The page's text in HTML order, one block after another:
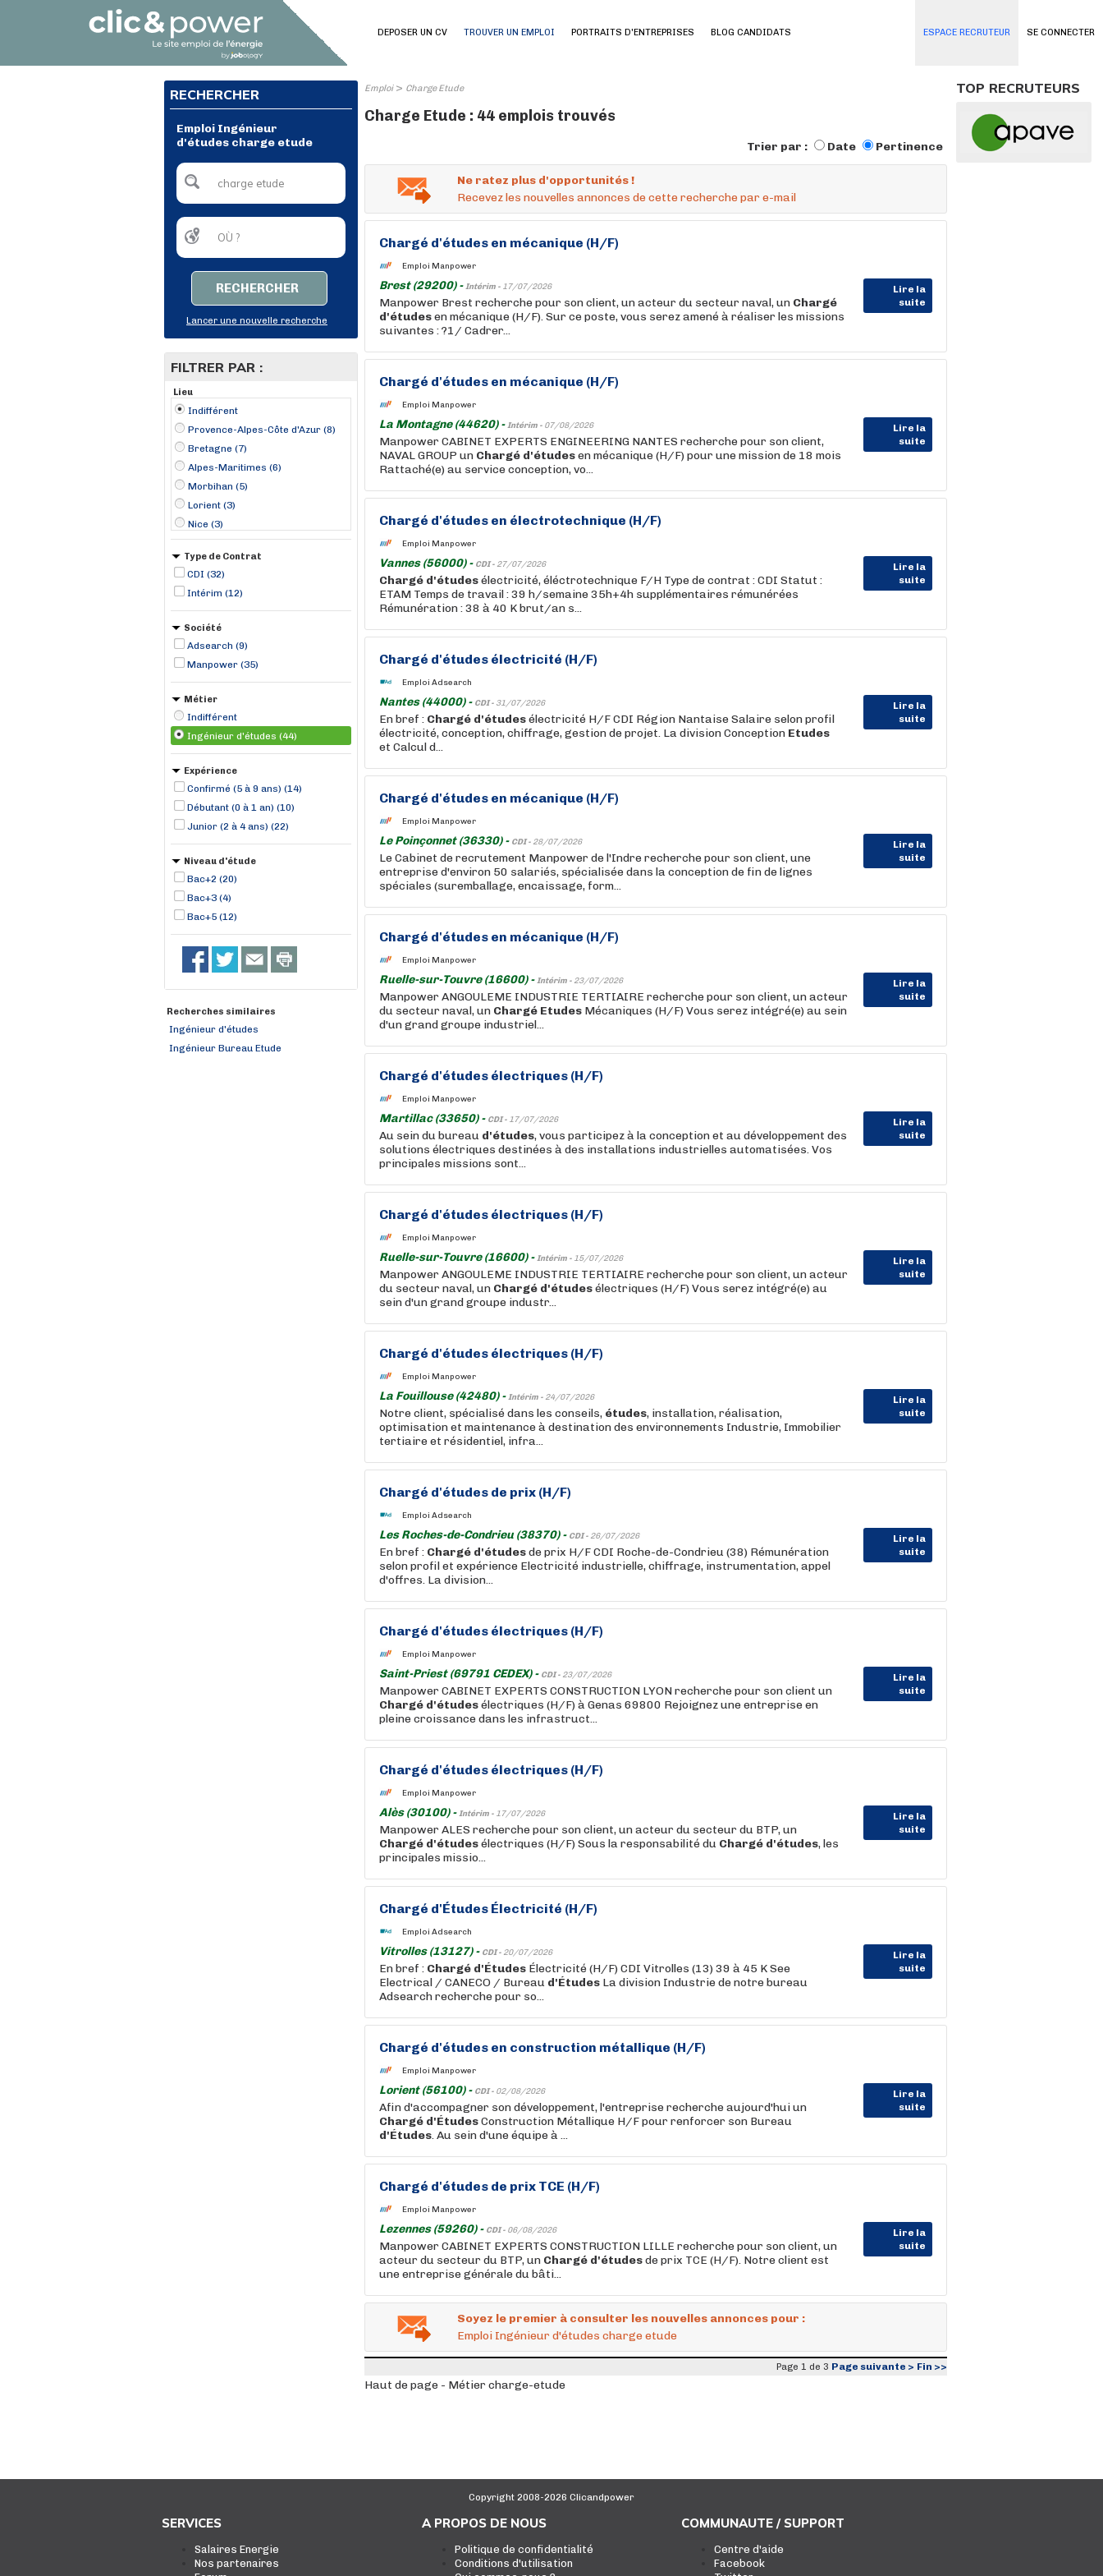
SE CONNECTER
DEPOSER UN CV TROUVER UN EMPLOI PORTRAITS D'ENTREPRISES BLOG CANDIDATS ESPACE RECRUTEUR
RECHERCHER
Emploi Ingénieur
d'études charge etude
RECHERCHER
Lancer une nouvelle recherche
FILTRER PAR :
Lieu
Indifférent
Provence-Alpes-Côte d'Azur (8)
Bretagne (7)
Alpes-Maritimes (6)
Morbihan (5)
Lorient (3)
Nice (3)
Brest (2)
Chauffailles (2)
La Trinité (2)
Ruelle-sur-Touvre (2)
Type de Contrat
CDI (32)
Intérim (12)
Société
Adsearch (9)
Manpower (35)
Métier
Indifférent
Ingénieur d'études (44)
Expérience
Confirmé (5 à 9 ans) (14)
Débutant (0 à 1 an) (10)
Junior (2 à 4 ans) (22)
Niveau d'étude
Bac+2 (20)
Bac+3 (4)
Bac+5 (12)
Recherches similaires
Ingénieur d'études
Ingénieur Bureau Etude
Emploi> Charge Etude
Charge Etude : 44 emplois trouvés
Trier par : Date Pertinence
Ne ratez plus d'opportunités !
Recevez les nouvelles annonces de cette recherche par e-mail
Chargé d'études en mécanique (H/F)
Emploi Manpower
Brest (29200) -Intérim - 17/07/2026
Lire la
suite
Manpower Brest recherche pour son client, un acteur du secteur naval, un Chargé
d'étudesen mécanique (H/F). Sur ce poste, vous serez amené à réaliser les missions
suivantes : ?1/ Cadrer...
Chargé d'études en mécanique (H/F)
Emploi Manpower
La Montagne (44620) -Intérim - 07/08/2026
Lire la
suite
Manpower CABINET EXPERTS ENGINEERING NANTES recherche pour son client,
NAVAL GROUP un Chargé d'étudesen mécanique (H/F) pour une mission de 18 mois
Rattaché(e) au service conception, vo...
Chargé d'études en électrotechnique (H/F)
Emploi Manpower
Vannes (56000) - CDI - 27/07/2026
Lire la
suite
Chargé d'étudesélectricité, éléctrotechnique F/H Type de contrat : CDI Statut :
ETAM Temps de travail : 39 h/semaine 35h+4h supplémentaires rémunérées
Rémunération : 38 à 40 K brut/an s...
Chargé d'études électricité (H/F)
Emploi Adsearch
Nantes (44000) - CDI - 31/07/2026
Lire la
suite
En bref : Chargé d'étudesélectricité H/F CDI Région Nantaise Salaire selon profil
électricité, conception, chiffrage, gestion de projet. La division Conception Etudes
et Calcul d...
Chargé d'études en mécanique (H/F)
Emploi Manpower
Le Poinçonnet (36330) - CDI - 28/07/2026
Lire la
suite
Le Cabinet de recrutement Manpower de l'Indre recherche pour son client, une
entreprise d'environ 50 salariés, spécialisée dans la conception de fin de lignes
spéciales (suremballage, encaissage, form...
Chargé d'études en mécanique (H/F)
Emploi Manpower
Ruelle-sur-Touvre (16600) -Intérim - 23/07/2026
Lire la
suite
Manpower ANGOULEME INDUSTRIE TERTIAIRE recherche pour son client, un acteur
du secteur naval, un Chargé Etudes Mécaniques (H/F) Vous serez intégré(e) au sein
d'un grand groupe industriel...
Chargé d'études électriques (H/F)
Emploi Manpower
Martillac (33650) - CDI - 17/07/2026
Lire la
suite
Au sein du bureau d'études, vous participez à la conception et au développement des
solutions électriques destinées à des installations industrielles automatisées. Vos
principales missions sont...
Chargé d'études électriques (H/F)
Emploi Manpower
Ruelle-sur-Touvre (16600) -Intérim - 15/07/2026
Lire la
suite
Manpower ANGOULEME INDUSTRIE TERTIAIRE recherche pour son client, un acteur
du secteur naval, un Chargé d'étudesélectriques (H/F) Vous serez intégré(e) au
sein d'un grand groupe industr...
Chargé d'études électriques (H/F)
Emploi Manpower
La Fouillouse (42480) -Intérim - 24/07/2026
Lire la
suite
Notre client, spécialisé dans les conseils, études, installation, réalisation,
optimisation et maintenance à destination des environnements Industrie, Immobilier
tertiaire et résidentiel, infra...
Chargé d'études de prix (H/F)
Emploi Adsearch
Les Roches-de-Condrieu (38370) - CDI - 26/07/2026
Lire la
suite
En bref : Chargé d'étudesde prix H/F CDI Roche-de-Condrieu (38) Rémunération
selon profil et expérience Electricité industrielle, chiffrage, instrumentation, appel
d'offres. La division...
Chargé d'études électriques (H/F)
Emploi Manpower
Saint-Priest (69791 CEDEX) - CDI - 23/07/2026
Lire la
suite
Manpower CABINET EXPERTS CONSTRUCTION LYON recherche pour son client un
Chargé d'étudesélectriques (H/F) à Genas 69800 Rejoignez une entreprise en
pleine croissance dans les infrastruct...
Chargé d'études électriques (H/F)
Emploi Manpower
Alès (30100) -Intérim - 17/07/2026
Lire la
suite
Manpower ALES recherche pour son client, un acteur du secteur du BTP, un
Chargé d'étudesélectriques (H/F) Sous la responsabilité du Chargé d'études, les
principales missio...
Chargé d'Études Électricité (H/F)
Emploi Adsearch
Vitrolles (13127) - CDI - 20/07/2026
Lire la
suite
En bref : Chargé d'Études Électricité (H/F) CDI Vitrolles (13) 39 à 45 K See
Electrical / CANECO / Bureau d'Études La division Industrie de notre bureau
Adsearch recherche pour so...
Chargé d'études en construction métallique (H/F)
Emploi Manpower
Lorient (56100) - CDI - 02/08/2026
Lire la
suite
Afin d'accompagner son développement, l'entreprise recherche aujourd'hui un
Chargé d'ÉtudesConstruction Métallique H/F pour renforcer son Bureau
d'Études. Au sein d'une équipe à ...
Chargé d'études de prix TCE (H/F)
Emploi Manpower
Lezennes (59260) - CDI - 06/08/2026
Lire la
suite
Manpower CABINET EXPERTS CONSTRUCTION LILLE recherche pour son client, un
acteur du secteur du BTP, un Chargé d'étudesde prix TCE (H/F). Notre client est
une entreprise générale du bâti...
Soyez le premier à consulter les nouvelles annonces pour :
Emploi Ingénieur d'études charge etude
Page 1 de 3 Page suivante > Fin >>
Haut de page - Métier charge-etude
TOP RECRUTEURS
Copyright 2008-2026 Clicandpower
SERVICES
Salaires Energie
Nos partenaires
A PROPOS DE NOUS
Politique de confidentialité
Conditions d'utilisation
COMMUNAUTE / SUPPORT
Centre d'aide
Facebook